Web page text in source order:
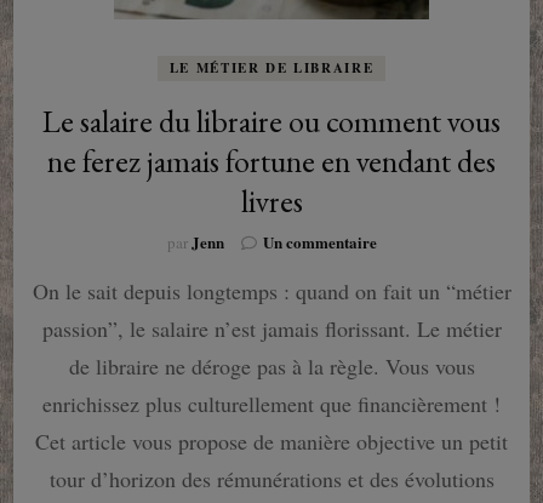
LE MÉTIER DE LIBRAIRE
Le salaire du libraire ou comment vous
ne ferez jamais fortune en vendant des
livres
parJenn Un commentairesur
salaire
libraire
ou
vous
ne
ferez
jamais
On le sait depuis longtemps : quand on fait un “métier
passion”, le salaire n’est jamais florissant. Le métier
de libraire ne déroge pas à la règle. Vous vous
enrichissez plus culturellement que financièrement !
Cet article vous propose de manière objective un petit
tour d’horizon des rémunérations et des évolutions